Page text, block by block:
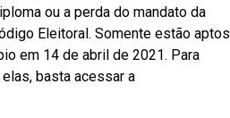
ou a perda do mandato da
Eleitoral. Somente estão aptos
em 14 de abril de 2021. Para
basta acessar a